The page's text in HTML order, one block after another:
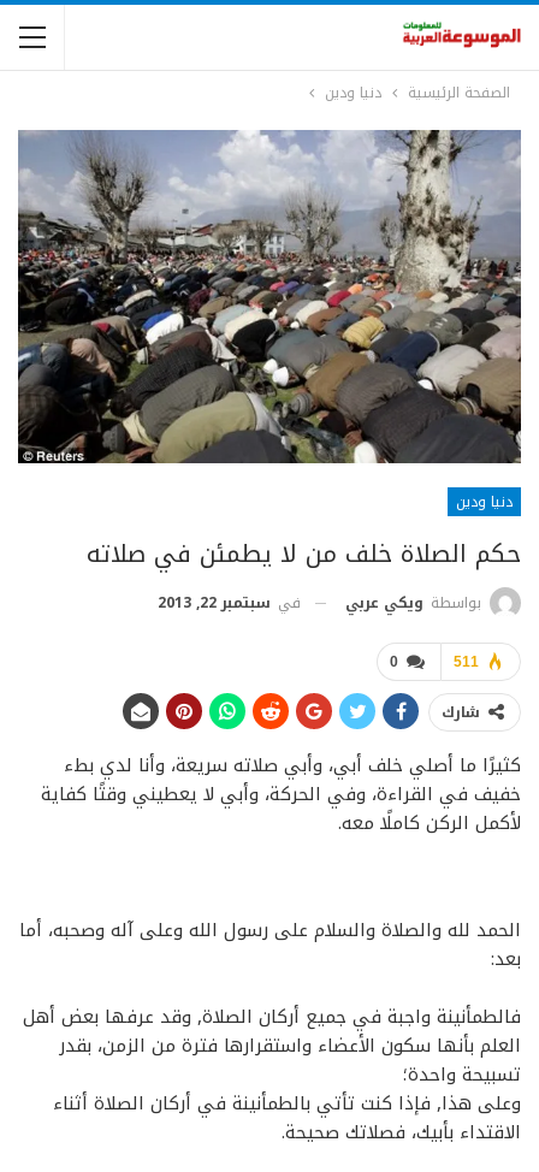
الصفحة الرئيسية دنيا ودين
دنيا ودين
حكم الصلاة خلف من لا يطمئن في صلاته
بواسطة ويكي عربي في سبتمبر 22, 2013
0 511
شارك
كثيرًا ما أصلي خلف أبي، وأبي صلاته سريعة، وأنا لدي بطء
خفيف في القراءة، وفي الحركة، وأبي لا يعطيني وقتًا كفاية
لأكمل الركن كاملًا معه.
الحمد لله والصلاة والسلام على رسول الله وعلى آله وصحبه، أما
بعد:
فالطمأنينة واجبة في جميع أركان الصلاة, وقد عرفها بعض أهل
العلم بأنها سكون الأعضاء واستقرارها فترة من الزمن، بقدر
تسبيحة واحدة؛
وعلى هذا, فإذا كنت تأتي بالطمأنينة في أركان الصلاة أثناء
الاقتداء بأبيك، فصلاتك صحيحة.